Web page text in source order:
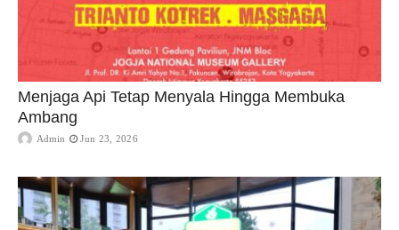
Menjaga Api Tetap Menyala Hingga Membuka
Ambang
Admin Jun 23, 2026